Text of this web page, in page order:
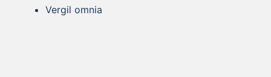
Vergil omnia